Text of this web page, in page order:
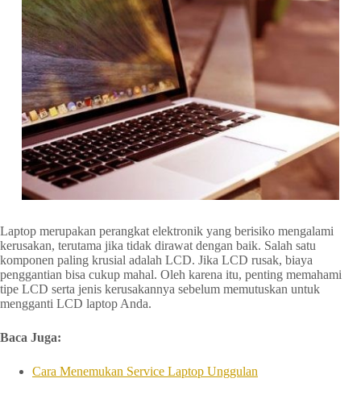
Laptop merupakan perangkat elektronik yang berisiko mengalami
kerusakan, terutama jika tidak dirawat dengan baik. Salah satu
komponen paling krusial adalah LCD. Jika LCD rusak, biaya
penggantian bisa cukup mahal. Oleh karena itu, penting memahami
tipe LCD serta jenis kerusakannya sebelum memutuskan untuk
mengganti LCD laptop Anda.
Baca Juga:
Cara Menemukan Service Laptop Unggulan